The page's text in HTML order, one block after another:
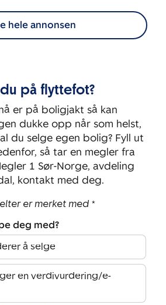
BRA-i:
1
Soverom:
4
hele annonsen
du på flyttefot?
er på boligjakt så kan
dukke opp når som helst,
du selge egen bolig? Fyll ut
så tar en megler fra
1 Sør-Norge, avdeling
kontakt med deg.
er merket med *
deg med?
å selge
en verdivurdering/e-